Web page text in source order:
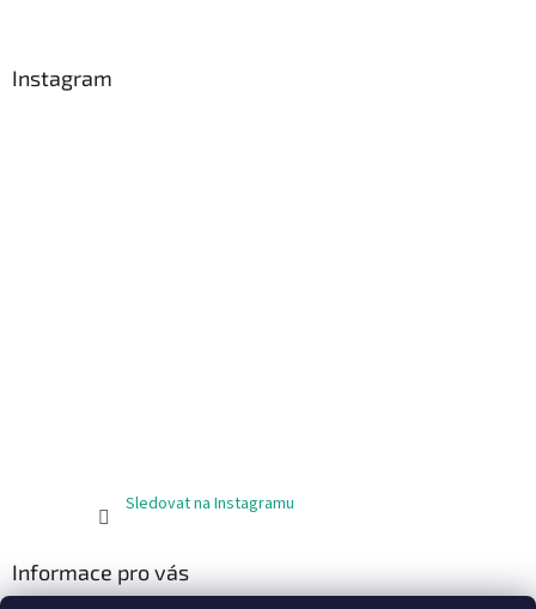
Instagram
Sledovat na Instagramu
Informace pro vás